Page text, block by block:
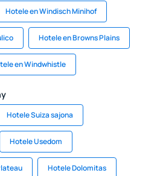
Hotele en Windisch Minihof
Hotele en Browns Plains
en Windwhistle
Hotele Suiza sajona
Hotele Usedom
Hotele Dolomitas